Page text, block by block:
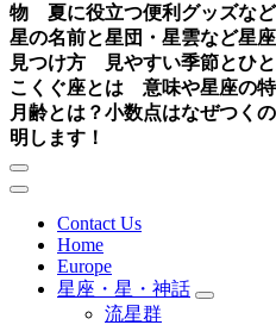
物 夏に役立つ便利グッズなど
星の名前と星団・星雲など星
見つけ方 見やすい季節とひ
こくぐ座とは 意味や星座の
月齢とは？小数点はなぜつく
明します！
Contact Us
Home
Europe
星座・星・神話
流星群